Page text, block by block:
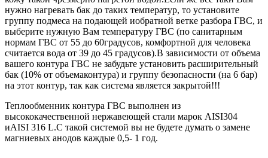
нужно нагревать бак до таких температур, то установите
группу подмеса на подающей иобратной ветке разбора ГВС, и
выберите нужную Вам температуру ГВС (по санитарным
нормам ГВС от 55 до 60градусов, комфортной для человека
считается вода от 39 до 45 градусов).В зависимости от объема
вашего контура ГВС не забудьте установить расширительный
бак (10% от объемаконтура) и группу безопасности (на 6 бар)
на этот контур, так как система является закрытой!!!
Теплообменник контура ГВС выполнен из
высококачественной нержавеющей стали марок AISI304
иAISI 316 L.С такой системой вы не будете думать о замене
магниевых анодов каждые 0,5- 1 год.